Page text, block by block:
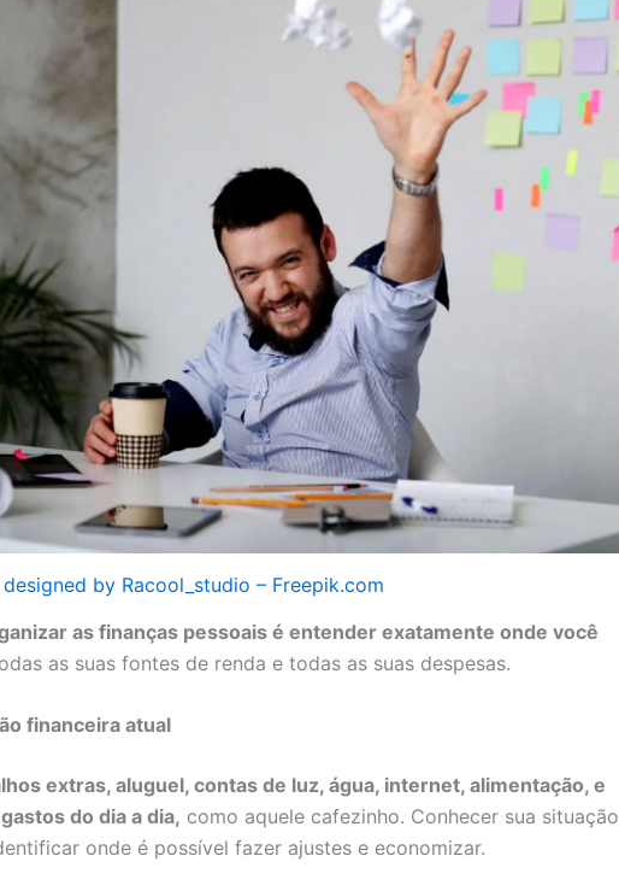
designed by Racool_studio – Freepik.com
as finanças pessoais é entender exatamente onde você
as suas fontes de renda e todas as suas despesas.
financeira atual
extras, aluguel, contas de luz, água, internet, alimentação, e
do dia a dia, como aquele cafezinho. Conhecer sua situação
onde é possível fazer ajustes e economizar.